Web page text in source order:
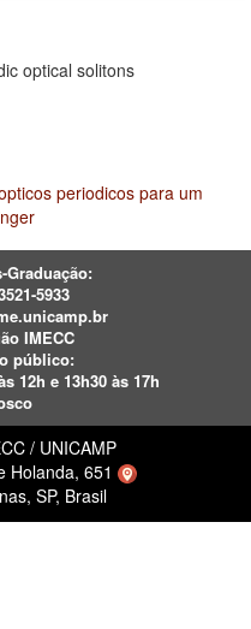
optical solitons
periodicos para um
Graduação:
5933
IMECC
público:
12h e 13h30 às 17h
/ UNICAMP
Holanda, 651
SP, Brasil